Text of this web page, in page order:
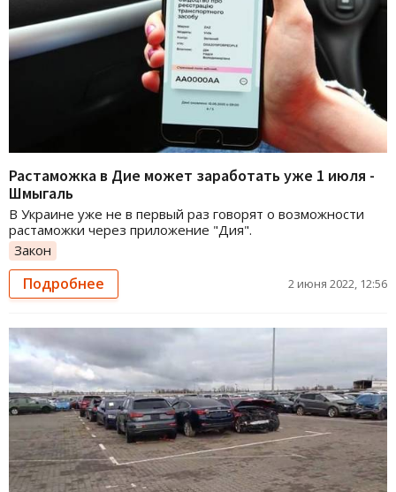
Растаможка в Дие может заработать уже 1 июля -
Шмыгаль
В Украине уже не в первый раз говорят о возможности
растаможки через приложение "Дия".
Закон
Подробнее 2 июня 2022, 12:56